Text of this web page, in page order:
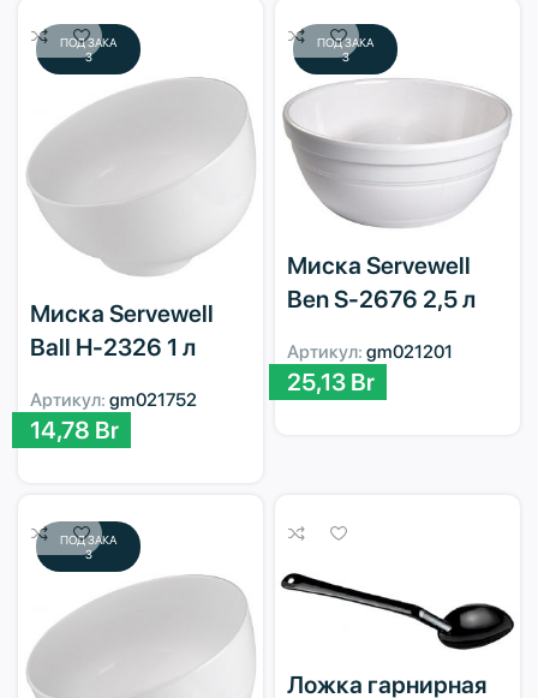
ПОД ЗАКА
З
Миска Servewell
Ball H-2326 1 л
Артикул: gm021752
14,78 Br
ПОД ЗАКА
З
Миска Servewell
Ben S-2676 2,5 л
Артикул: gm021201
25,13 Br
ПОД ЗАКА
З
Ложка гарнирная